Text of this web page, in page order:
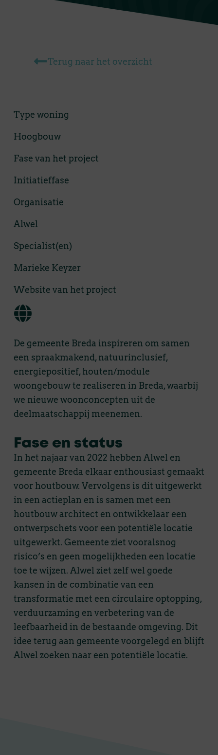
Terug naar het overzicht
De gemeente Breda inspireren om samen
een spraakmakend, natuurinclusief,
energiepositief, houten/module
woongebouw te realiseren in Breda, waarbij
we nieuwe woonconcepten uit de
deelmaatschappij meenemen.
Fase en status
In het najaar van 2022 hebben Alwel en
gemeente Breda elkaar enthousiast gemaakt
voor houtbouw. Vervolgens is dit uitgewerkt
in een actieplan en is samen met een
houtbouw architect en ontwikkelaar een
ontwerpschets voor een potentiële locatie
uitgewerkt. Gemeente ziet vooralsnog
risico’s en geen mogelijkheden een locatie
toe te wijzen. Alwel ziet zelf wel goede
kansen in de combinatie van een
transformatie met een circulaire optopping,
verduurzaming en verbetering van de
leefbaarheid in de bestaande omgeving. Dit
idee terug aan gemeente voorgelegd en blijft
Alwel zoeken naar een potentiële locatie.
Type woning
Hoogbouw
Fase van het project
Initiatieffase
Organisatie
Alwel
Specialist(en)
Marieke Keyzer
Website van het project